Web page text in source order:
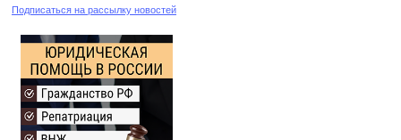
Подписаться на рассылку новостей